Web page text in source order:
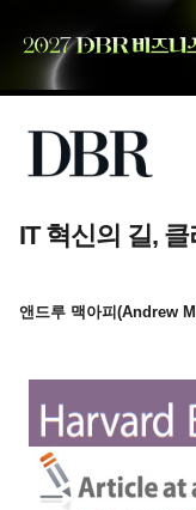
IT 혁신의 길,
앤드루 맥아피(Andrew